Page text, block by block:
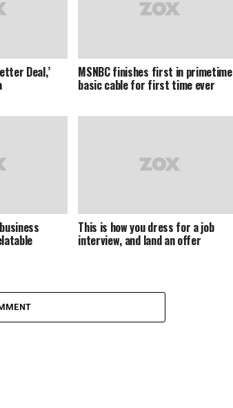
Deal,’ MSNBC finishes first in primetime
basic cable for first time ever
This is how you dress for a job
interview, and land an offer